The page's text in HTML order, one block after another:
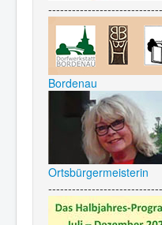
Bordenau
Ortsbürgermeisterin